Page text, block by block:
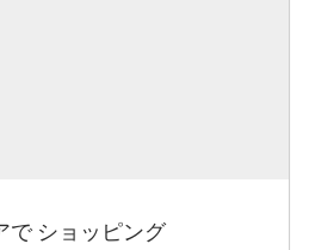
で ショッピング